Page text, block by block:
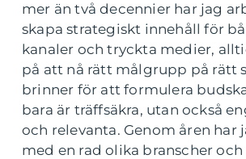
mer än två decennier har jag
skapa strategiskt innehåll för
kanaler och tryckta medier,
på att nå rätt målgrupp på rätt
brinner för att formulera
bara är träffsäkra, utan också
och relevanta. Genom åren har
med en rad olika branscher och